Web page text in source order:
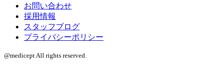
お問い合わせ
採用情報
スタッフブログ
プライバシーポリシー
@medicept All rights reserved.